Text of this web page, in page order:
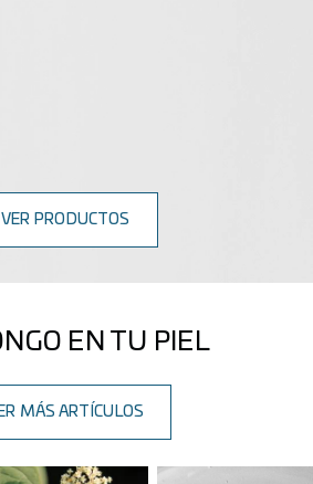
VER PRODUCTOS
EN TU PIEL
MÁS ARTÍCULOS